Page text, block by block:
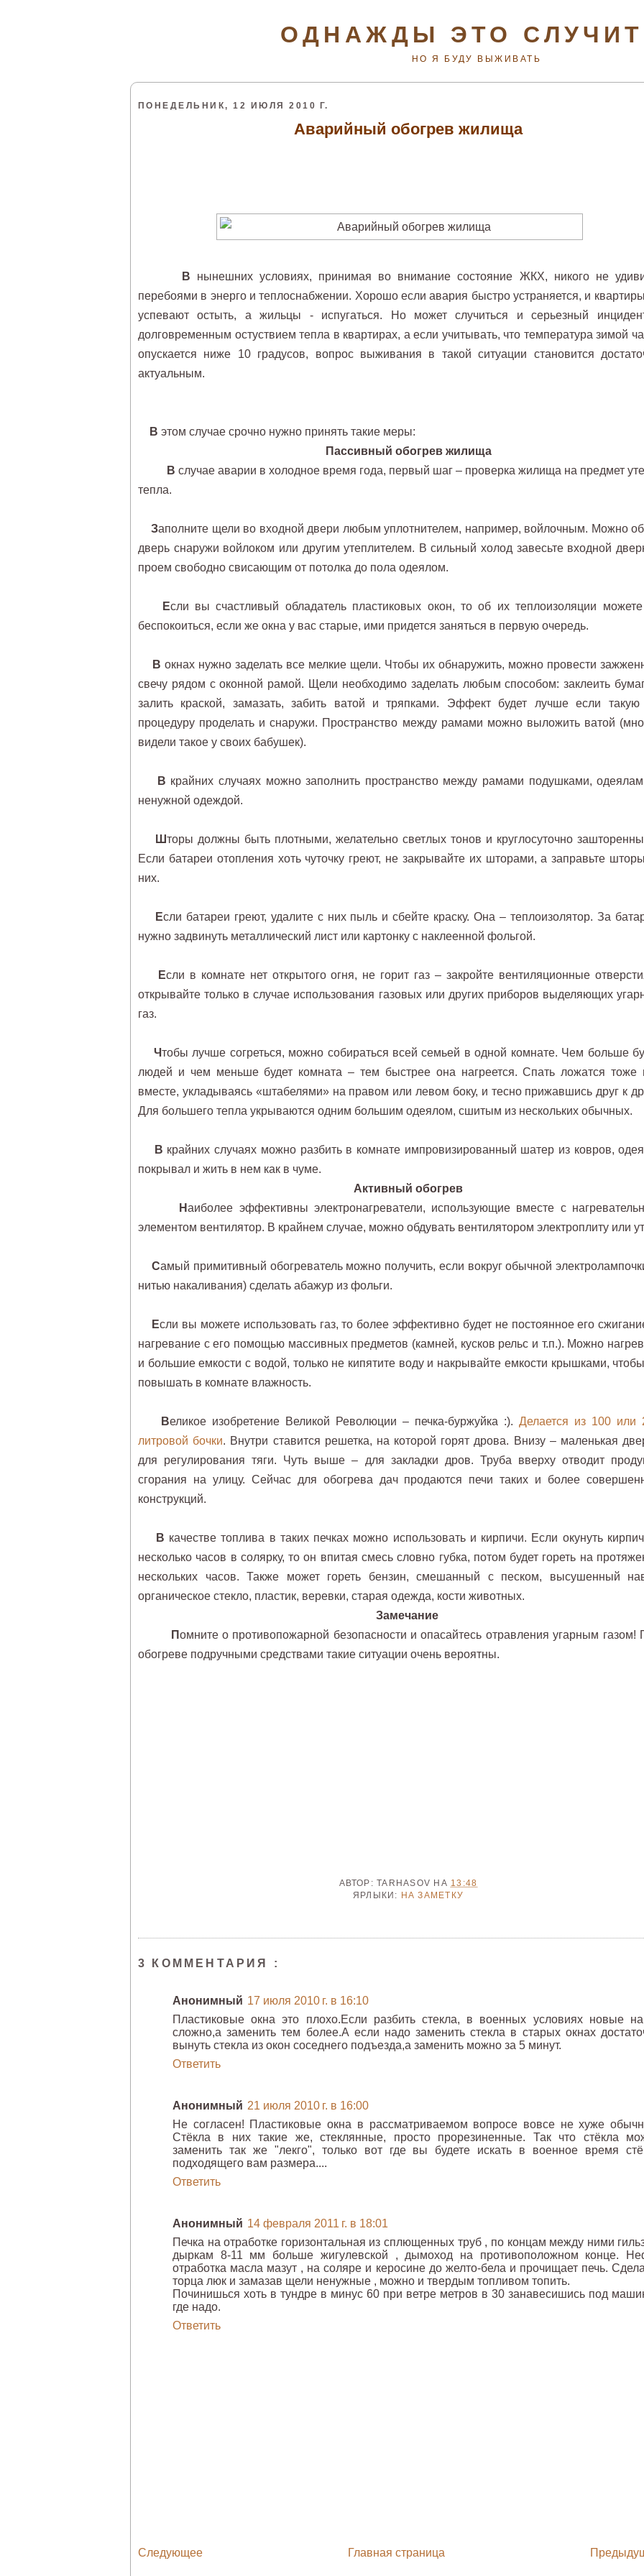
ОДНАЖДЫ ЭТО
НО Я БУДУ ВЫЖИВАТЬ
ПОНЕДЕЛЬНИК, 12 ИЮЛЯ 2010 Г.
Аварийный обогрев жилища
В нынешних условиях, принимая во внимание состояние ЖКХ, никого не
перебоями в энерго и теплоснабжении. Хорошо если авария быстро устраняется, и
успевают остыть, а жильцы - испугаться. Но может случиться и серьезный
долговременным остуствием тепла в квартирах, а если учитывать, что температура зимой
опускается ниже 10 градусов, вопрос выживания в такой ситуации становится
актуальным.
В этом случае срочно нужно принять такие меры:
Пассивный обогрев жилища
В случае аварии в холодное время года, первый шаг – проверка жилища на предмет
тепла.
Заполните щели во входной двери любым уплотнителем, например, войлочным. Можно
дверь снаружи войлоком или другим утеплителем. В сильный холод завесьте входной
проем свободно свисающим от потолка до пола одеялом.
Если вы счастливый обладатель пластиковых окон, то об их теплоизоляции
беспокоиться, если же окна у вас старые, ими придется заняться в первую очередь.
В окнах нужно заделать все мелкие щели. Чтобы их обнаружить, можно провести
свечу рядом с оконной рамой. Щели необходимо заделать любым способом: заклеить
залить краской, замазать, забить ватой и тряпками. Эффект будет лучше если
процедуру проделать и снаружи. Пространство между рамами можно выложить ватой
видели такое у своих бабушек).
В крайних случаях можно заполнить пространство между рамами подушками,
ненужной одеждой.
Шторы должны быть плотными, желательно светлых тонов и круглосуточно
Если батареи отопления хоть чуточку греют, не закрывайте их шторами, а заправьте
них.
Если батареи греют, удалите с них пыль и сбейте краску. Она – теплоизолятор. За
нужно задвинуть металлический лист или картонку с наклеенной фольгой.
Если в комнате нет открытого огня, не горит газ – закройте вентиляционные
открывайте только в случае использования газовых или других приборов выделяющих
газ.
Чтобы лучше согреться, можно собираться всей семьей в одной комнате. Чем больше
людей и чем меньше будет комната – тем быстрее она нагреется. Спать ложатся тоже
вместе, укладываясь «штабелями» на правом или левом боку, и тесно прижавшись друг к
Для большего тепла укрываются одним большим одеялом, сшитым из нескольких обычных.
В крайних случаях можно разбить в комнате импровизированный шатер из ковров,
покрывал и жить в нем как в чуме.
Активный обогрев
Наиболее эффективны электронагреватели, использующие вместе с
элементом вентилятор. В крайнем случае, можно обдувать вентилятором электроплиту или
Самый примитивный обогреватель можно получить, если вокруг обычной
нитью накаливания) сделать абажур из фольги.
Если вы можете использовать газ, то более эффективно будет не постоянное его
нагревание с его помощью массивных предметов (камней, кусков рельс и т.п.). Можно
и большие емкости с водой, только не кипятите воду и накрывайте емкости крышками,
повышать в комнате влажность.
Великое изобретение Великой Революции – печка-буржуйка :). Делается из 100 или
литровой бочки. Внутри ставится решетка, на которой горят дрова. Внизу – маленькая
для регулирования тяги. Чуть выше – для закладки дров. Труба вверху отводит
сгорания на улицу. Сейчас для обогрева дач продаются печи таких и более
конструкций.
В качестве топлива в таких печках можно использовать и кирпичи. Если окунуть
несколько часов в солярку, то он впитая смесь словно губка, потом будет гореть на
нескольких часов. Также может гореть бензин, смешанный с песком, высушенный
органическое стекло, пластик, веревки, старая одежда, кости животных.
Замечание
Помните о противопожарной безопасности и опасайтесь отравления угарным газом!
обогреве подручными средствами такие ситуации очень вероятны.
АВТОР:TARHASOV НА 13:48
ЯРЛЫКИ: НА ЗАМЕТКУ
3 КОММЕНТАРИЯ :
Анонимный 17 июля 2010 г. в 16:10
Пластиковые окна это плохо.Если разбить стекла, в военных условиях новые
сложно,а заменить тем более.А если надо заменить стекла в старых окнах
вынуть стекла из окон соседнего подъезда,а заменить можно за 5 минут.
Ответить
Анонимный 21 июля 2010 г. в 16:00
Не согласен! Пластиковые окна в рассматриваемом вопросе вовсе не хуже
Стёкла в них такие же, стеклянные, просто прорезиненные. Так что стёкла
заменить так же "лекго", только вот где вы будете искать в военное время
подходящего вам размера....
Ответить
Анонимный 14 февраля 2011 г. в 18:01
Печка на отработке горизонтальная из сплющенных труб , по концам между ними
дыркам 8-11 мм больше жигулевской , дымоход на противоположном конце.
отработка масла мазут , на соляре и керосине до желто-бела и прочищает печь.
торца люк и замазав щели ненужные , можно и твердым топливом топить.
Починишься хоть в тундре в минус 60 при ветре метров в 30 занавесишись под
где надо.
Ответить
Следующее Главная страница